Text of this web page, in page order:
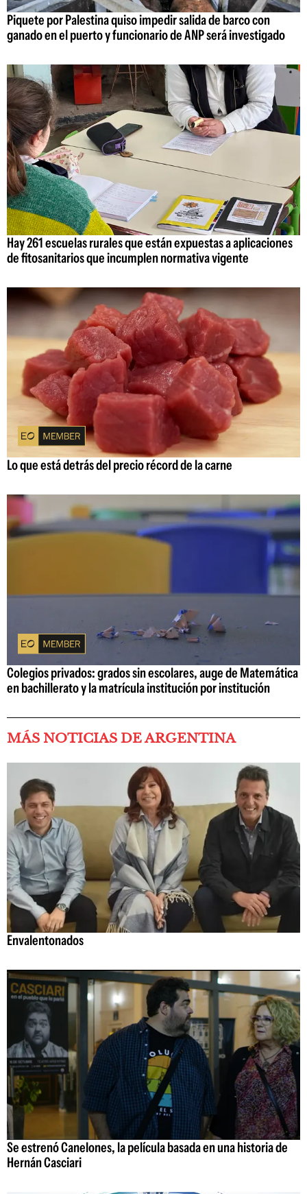
Piquete por Palestina quiso impedir salida de barco con
ganado en el puerto y funcionario de ANP será investigado
Hay 261 escuelas rurales que están expuestas a aplicaciones
de fitosanitarios que incumplen normativa vigente
Lo que está detrás del precio récord de la carne
Colegios privados: grados sin escolares, auge de Matemática
en bachillerato y la matrícula institución por institución
MÁS NOTICIAS DE ARGENTINA
Envalentonados
Se estrenó Canelones, la película basada en una historia de
Hernán Casciari